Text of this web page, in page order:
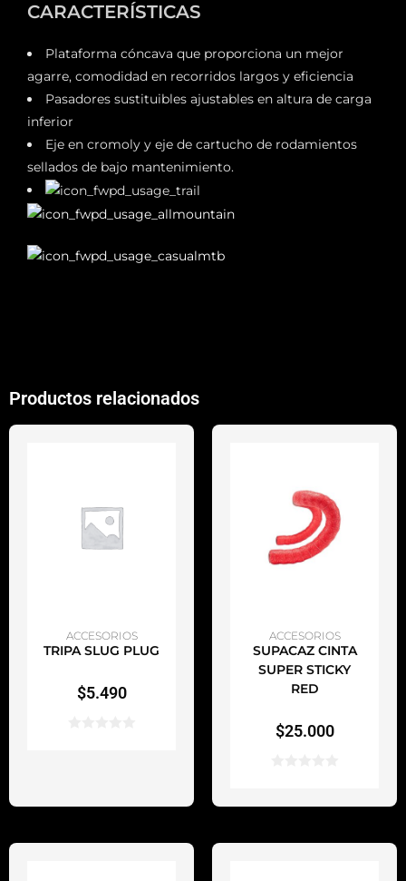
CARACTERÍSTICAS
Plataforma cóncava que proporciona un mejor
agarre, comodidad en recorridos largos y eficiencia
Pasadores sustituibles ajustables en altura de carga
inferior
Eje en cromoly y eje de cartucho de rodamientos
sellados de bajo mantenimiento.
Productos relacionados
AÑADIR AL CARRITO
ACCESORIOS
TRIPA SLUG PLUG
$5.490
AÑADIR AL CARRITO
ACCESORIOS
SUPACAZ CINTA
SUPER STICKY
RED
$25.000